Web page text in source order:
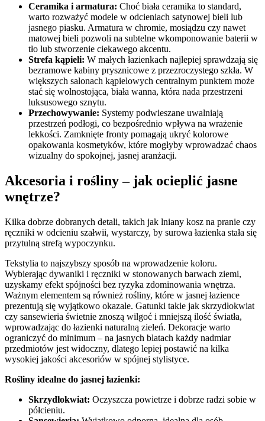
Ceramika i armatura: Choć biała ceramika to standard,
warto rozważyć modele w odcieniach satynowej bieli lub
jasnego piasku. Armatura w chromie, mosiądzu czy nawet
matowej bieli pozwoli na subtelne wkomponowanie baterii w
tło lub stworzenie ciekawego akcentu.
Strefa kąpieli: W małych łazienkach najlepiej sprawdzają się
bezramowe kabiny prysznicowe z przezroczystego szkła. W
większych salonach kąpielowych centralnym punktem może
stać się wolnostojąca, biała wanna, która nada przestrzeni
luksusowego sznytu.
Przechowywanie: Systemy podwieszane uwalniają
przestrzeń podłogi, co bezpośrednio wpływa na wrażenie
lekkości. Zamknięte fronty pomagają ukryć kolorowe
opakowania kosmetyków, które mogłyby wprowadzać chaos
wizualny do spokojnej, jasnej aranżacji.
Akcesoria i rośliny – jak ocieplić jasne
wnętrze?
Kilka dobrze dobranych detali, takich jak lniany kosz na pranie czy
ręczniki w odcieniu szałwii, wystarczy, by surowa łazienka stała się
przytulną strefą wypoczynku.
Tekstylia to najszybszy sposób na wprowadzenie koloru.
Wybierając dywaniki i ręczniki w stonowanych barwach ziemi,
uzyskamy efekt spójności bez ryzyka zdominowania wnętrza.
Ważnym elementem są również rośliny, które w jasnej łazience
prezentują się wyjątkowo okazale. Gatunki takie jak skrzydłokwiat
czy sansewieria świetnie znoszą wilgoć i mniejszą ilość światła,
wprowadzając do łazienki naturalną zieleń. Dekoracje warto
ograniczyć do minimum – na jasnych blatach każdy nadmiar
przedmiotów jest widoczny, dlatego lepiej postawić na kilka
wysokiej jakości akcesoriów w spójnej stylistyce.
Rośliny idealne do jasnej łazienki:
Skrzydłokwiat: Oczyszcza powietrze i dobrze radzi sobie w
półcieniu.